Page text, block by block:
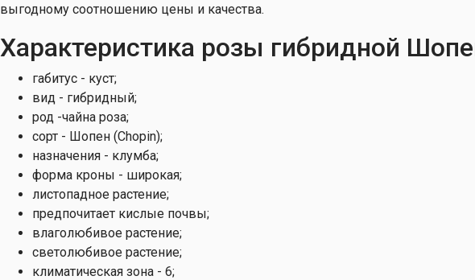
выгодному соотношению цены и качества.
Характеристика розы гибридной
габитус - куст;
вид - гибридный;
род -чайна роза;
сорт - Шопен (Chopin);
назначения - клумба;
форма кроны - широкая;
листопадное растение;
предпочитает кислые почвы;
влаголюбивое растение;
светолюбивое растение;
климатическая зона - 6;